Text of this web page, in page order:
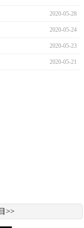
2020-05-28
2020-05-24
2020-05-23
2020-05-21
>>